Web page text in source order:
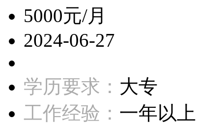
5000元/月
2024-06-27
学历要求： 大专
工作经验： 一年以上